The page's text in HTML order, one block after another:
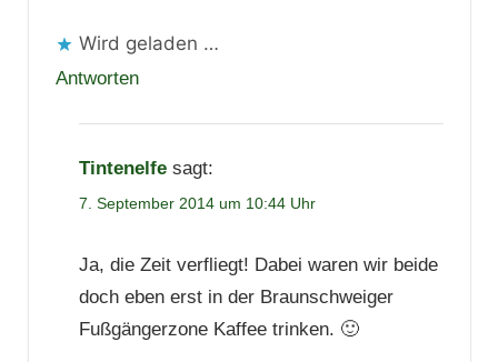
Wird geladen …
Antworten
Tintenelfe sagt:
7. September 2014 um 10:44 Uhr
Ja, die Zeit verfliegt! Dabei waren wir beide
doch eben erst in der Braunschweiger
Fußgängerzone Kaffee trinken. 🙂